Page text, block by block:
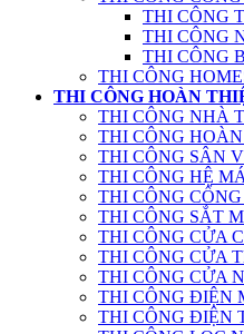
THI CÔNG
THI CÔNG
THI CÔNG
THI CÔNG
THI CÔNG HOÀN
THI CÔNG NHÀ
THI CÔNG
THI CÔNG SÂN
THI CÔNG HỆ
THI CÔNG
THI CÔNG SẮT
THI CÔNG CỬA
THI CÔNG CỬA
THI CÔNG CỬA
THI CÔNG ĐIỆN
THI CÔNG ĐIỆN